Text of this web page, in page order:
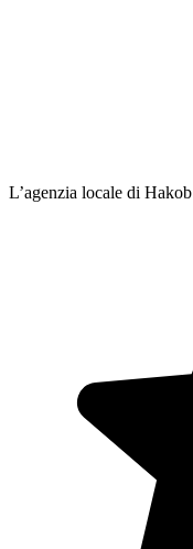
L’agenzia locale di Hakob